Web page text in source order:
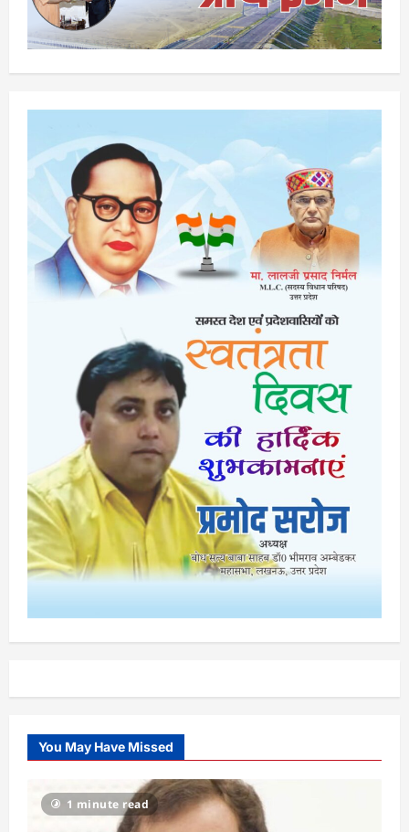
You May Have Missed
1 minute read